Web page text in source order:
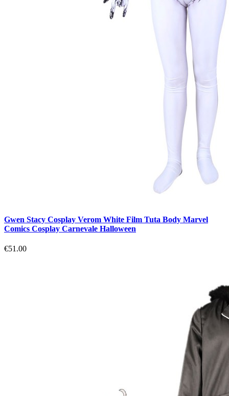
Gwen Stacy Cosplay Verom White Film Tuta Body Marvel
Comics Cosplay Carnevale Halloween
€51.00